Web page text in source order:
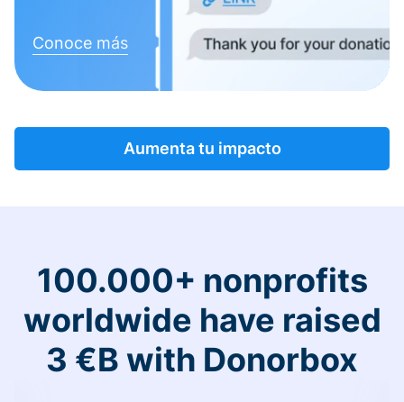
Conoce más
Aumenta tu impacto
100.000+ nonprofits
worldwide have raised
3 €B with Donorbox